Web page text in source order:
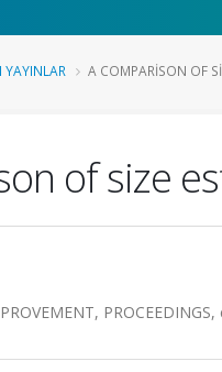
YAYINLAR A COMPARISON OF
of size